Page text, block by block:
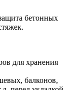
бетонных
для хранения
балконов,